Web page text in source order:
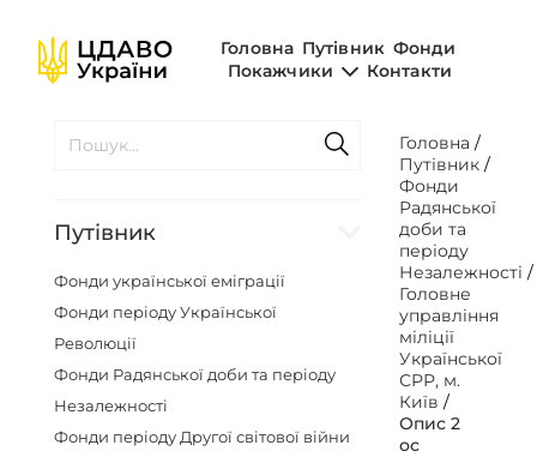
Головна Путівник Фонди
Покажчики
Контакти
Путівник
Фонди української еміграції
Фонди періоду Української
Революції
Фонди Радянської доби та періоду
Незалежності
Фонди періоду Другої світової війни
Головна /
Путівник/
Фонди
Радянської
доби та
періоду
Незалежності /
Головне
управління
міліції
Української
СРР, м.
Київ /
Опис 2
ос